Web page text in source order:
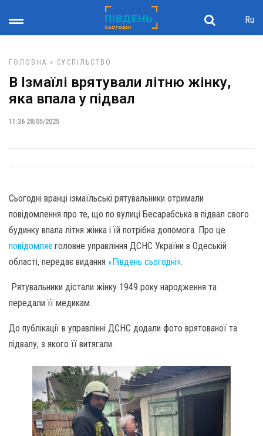
Ru
ГОЛОВНА » СУСПІЛЬСТВО
В Ізмаїлі врятували літню жінку,
яка впала у підвал
11:36 28/05/2025
Сьогодні вранці ізмаїльські рятувальники отримали
повідомлення про те, що по вулиці Бесарабська в підвал свого
будинку впала літня жінка і їй потрібна допомога. Про це
повідомляє головне управління ДСНС України в Одеській
області, передає видання «Південь сьогодні».
Рятувальники дістали жінку 1949 року народження та
передали її медикам.
До публікації в управлінні ДСНС додали фото врятованої та
підвалу, з якого її витягали.